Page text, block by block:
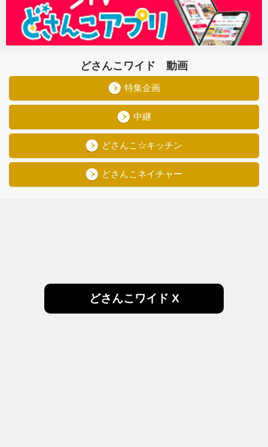
どさんこワイド 動画
特集企画
中継
どさんこ☆キッチン
どさんこネイチャー
どさんこワイド X